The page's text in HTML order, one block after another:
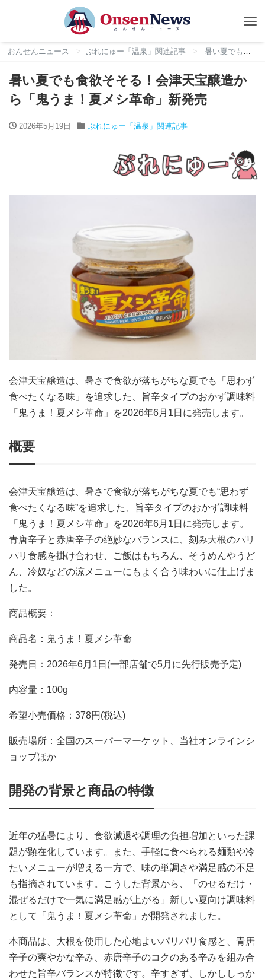
おんせんニュース ぷれにゅー「温泉」関連記事 暑い夏でも食欲そそる！会津天宝醸造から「鬼うま！夏メシ革命」新発売
暑い夏でも食欲そそる！会津天宝醸造か
ら「鬼うま！夏メシ革命」新発売
2026年5月19日 ぷれにゅー「温泉」関連記事
会津天宝醸造は、暑さで食欲が落ちがちな夏でも「思わず
食べたくなる味」を追求した、旨辛タイプのおかず調味料
「鬼うま！夏メシ革命」を2026年6月1日に発売します。
概要
会津天宝醸造は、暑さで食欲が落ちがちな夏でも“思わず
食べたくなる味”を追求した、旨辛タイプのおかず調味料
「鬼うま！夏メシ革命」を2026年6月1日に発売します。
青唐辛子と赤唐辛子の絶妙なバランスに、刻み大根のパリ
パリ食感を掛け合わせ、ご飯はもちろん、そうめんやうど
ん、冷奴などの涼メニューにもよく合う味わいに仕上げま
した。
商品概要：
商品名：鬼うま！夏メシ革命
発売日：2026年6月1日(一部店舗で5月に先行販売予定)
内容量：100g
希望小売価格：378円(税込)
販売場所：全国のスーパーマーケット、当社オンラインシ
ョップほか
開発の背景と商品の特徴
近年の猛暑により、食欲減退や調理の負担増加といった課
題が顕在化しています。また、手軽に食べられる麺類や冷
たいメニューが増える一方で、味の単調さや満足感の不足
も指摘されています。こうした背景から、「のせるだけ・
混ぜるだけで一気に満足感が上がる」新しい夏向け調味料
として「鬼うま！夏メシ革命」が開発されました。
本商品は、大根を使用した心地よいパリパリ食感と、青唐
辛子の爽やかな辛み、赤唐辛子のコクのある辛みを組み合
わせた旨辛バランスが特徴です。辛すぎず、しかししっか